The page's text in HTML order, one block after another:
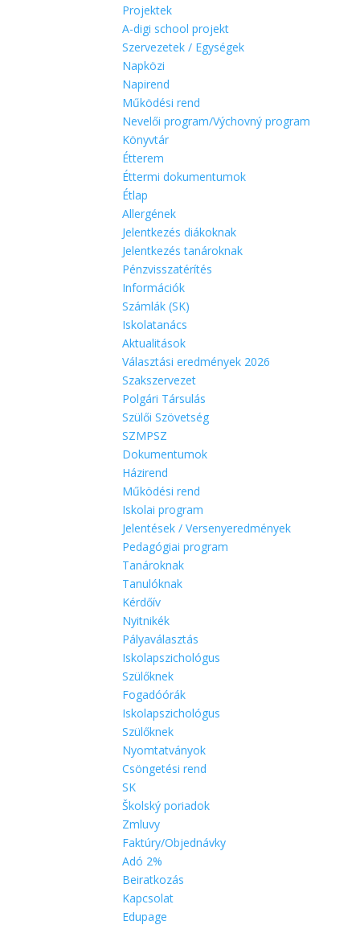
Projektek
A-digi school projekt
Szervezetek / Egységek
Napközi
Napirend
Működési rend
Nevelői program/Výchovný program
Könyvtár
Étterem
Éttermi dokumentumok
Étlap
Allergének
Jelentkezés diákoknak
Jelentkezés tanároknak
Pénzvisszatérítés
Információk
Számlák (SK)
Iskolatanács
Aktualitások
Választási eredmények 2026
Szakszervezet
Polgári Társulás
Szülői Szövetség
SZMPSZ
Dokumentumok
Házirend
Működési rend
Iskolai program
Jelentések / Versenyeredmények
Pedagógiai program
Tanároknak
Tanulóknak
Kérdőív
Nyitnikék
Pályaválasztás
Iskolapszichológus
Szülőknek
Fogadóórák
Iskolapszichológus
Szülőknek
Nyomtatványok
Csöngetési rend
SK
Školský poriadok
Zmluvy
Faktúry/Objednávky
Adó 2%
Beiratkozás
Kapcsolat
Edupage